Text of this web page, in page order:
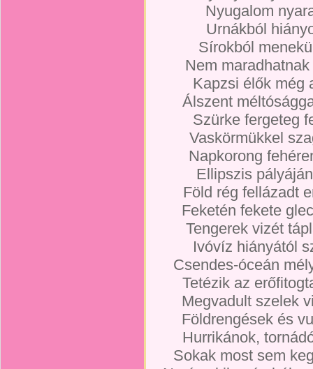
Nyugalom
Urnákból
Sírokból
Nem
Kapzsi élők még
Álszent
Szürke fergeteg
Vaskörmükkel
Napkorong
Ellipszis
Föld rég fellázadt
Feketén fekete
Tengerek vizét
Ivóvíz hiányától
Csendes-óceán
Tetézik az
Megvadult szelek
Földrengések és
Hurrikánok,
Sokak most sem